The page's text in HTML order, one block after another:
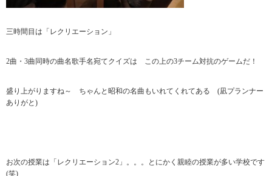
三時間目は「レクリエーション」
2曲・3曲同時の曲名歌手名宛てクイズは この上の3チーム対抗のゲームだ！
盛り上がりますね～ ちゃんと昭和の名曲もいれてくれてある (凪プランナー
ありがと)
お次の授業は「レクリエーション2」。。。とにかく親睦の授業が多い学校です
(笑)